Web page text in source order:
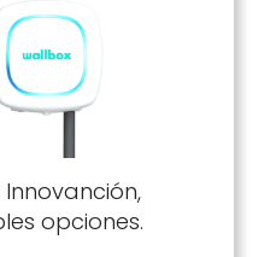
opciones.